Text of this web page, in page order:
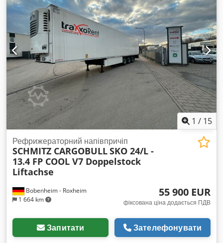
1 / 15
Bobenheim - Roxheim
1 664 km
Рефрижераторний напівпричіп
SCHMITZ CARGOBULLSKO 24/L -
13.4 FP COOL V7 Doppelstock
Liftachse
55 900 EUR
фіксована ціна додається ПДВ
Запитати Зателефонувати